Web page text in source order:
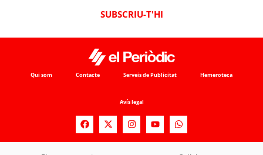
SUBSCRIU-T'HI
Qui som Contacte Serveis de Publicitat Hemeroteca
Avís legal